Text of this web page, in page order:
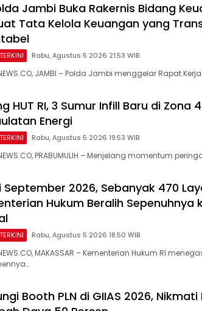
Jambi Buka Rakernis Bidang
Tata Kelola Keuangan yang
Rabu, Agustus 5 2026 21:53 WIB
JAMBI – Polda Jambi menggelar Rapat
HUT RI, 3 Sumur Infill Baru di Zona
Energi
Rabu, Agustus 5 2026 19:53 WIB
PRABUMULIH – Menjelang momentum
September 2026, Sebanyak 470
Hukum Beralih Sepenuhnya
Rabu, Agustus 5 2026 18:50 WIB
MAKASSAR – Kementerian Hukum RI
Booth PLN di GIIAS 2026,